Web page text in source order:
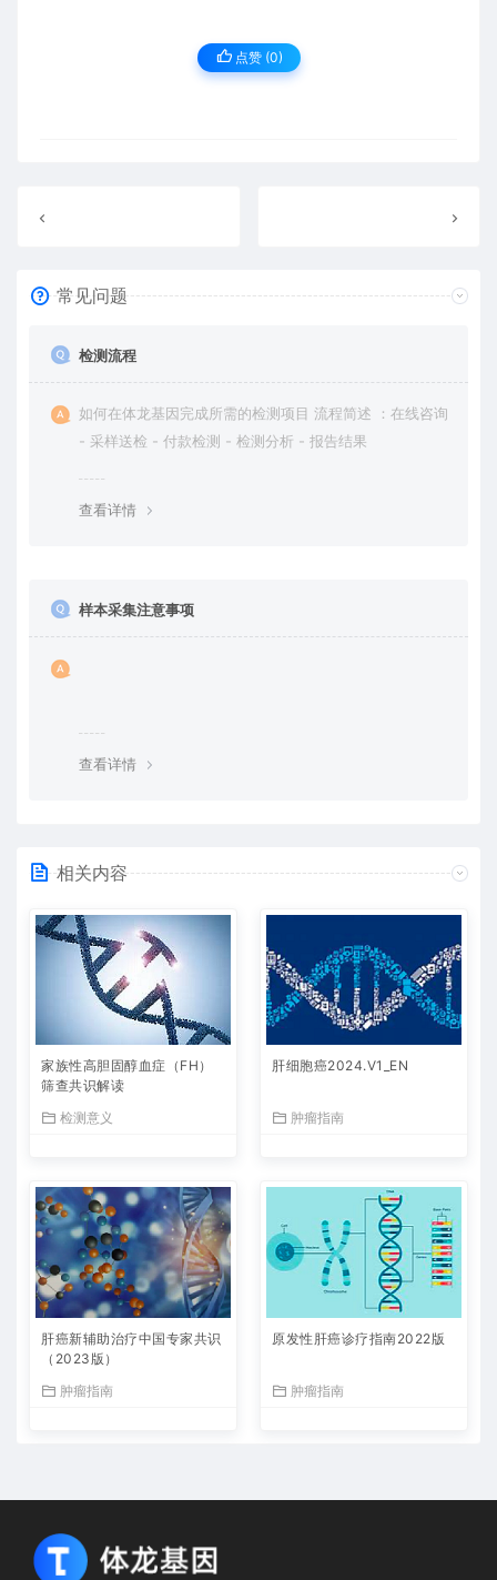
点赞 (0)
常见问题
检测流程
如何在体龙基因完成所需的检测项目 流程简述 ：在线咨询
- 采样送检 - 付款检测 - 检测分析 - 报告结果
查看详情
样本采集注意事项
查看详情
相关内容
家族性高胆固醇血症（FH）
筛查共识解读
检测意义
肝细胞癌2024.V1_EN
肿瘤指南
肝癌新辅助治疗中国专家共识
（2023版）
肿瘤指南
原发性肝癌诊疗指南2022版
肿瘤指南